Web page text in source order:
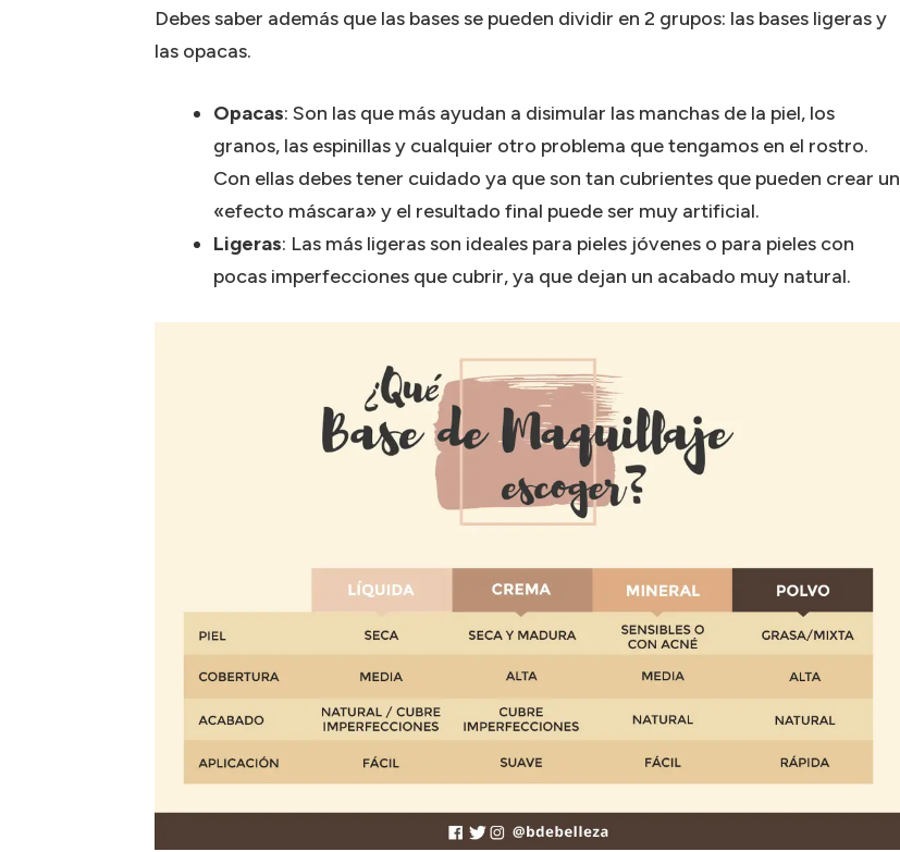
Debes saber además que las bases se pueden dividir en 2 grupos: las bases ligeras y
las opacas.
Opacas: Son las que más ayudan a disimular las manchas de la piel, los
granos, las espinillas y cualquier otro problema que tengamos en el rostro.
Con ellas debes tener cuidado ya que son tan cubrientes que pueden crear un
«efecto máscara» y el resultado final puede ser muy artificial.
Ligeras: Las más ligeras son ideales para pieles jóvenes o para pieles con
pocas imperfecciones que cubrir, ya que dejan un acabado muy natural.